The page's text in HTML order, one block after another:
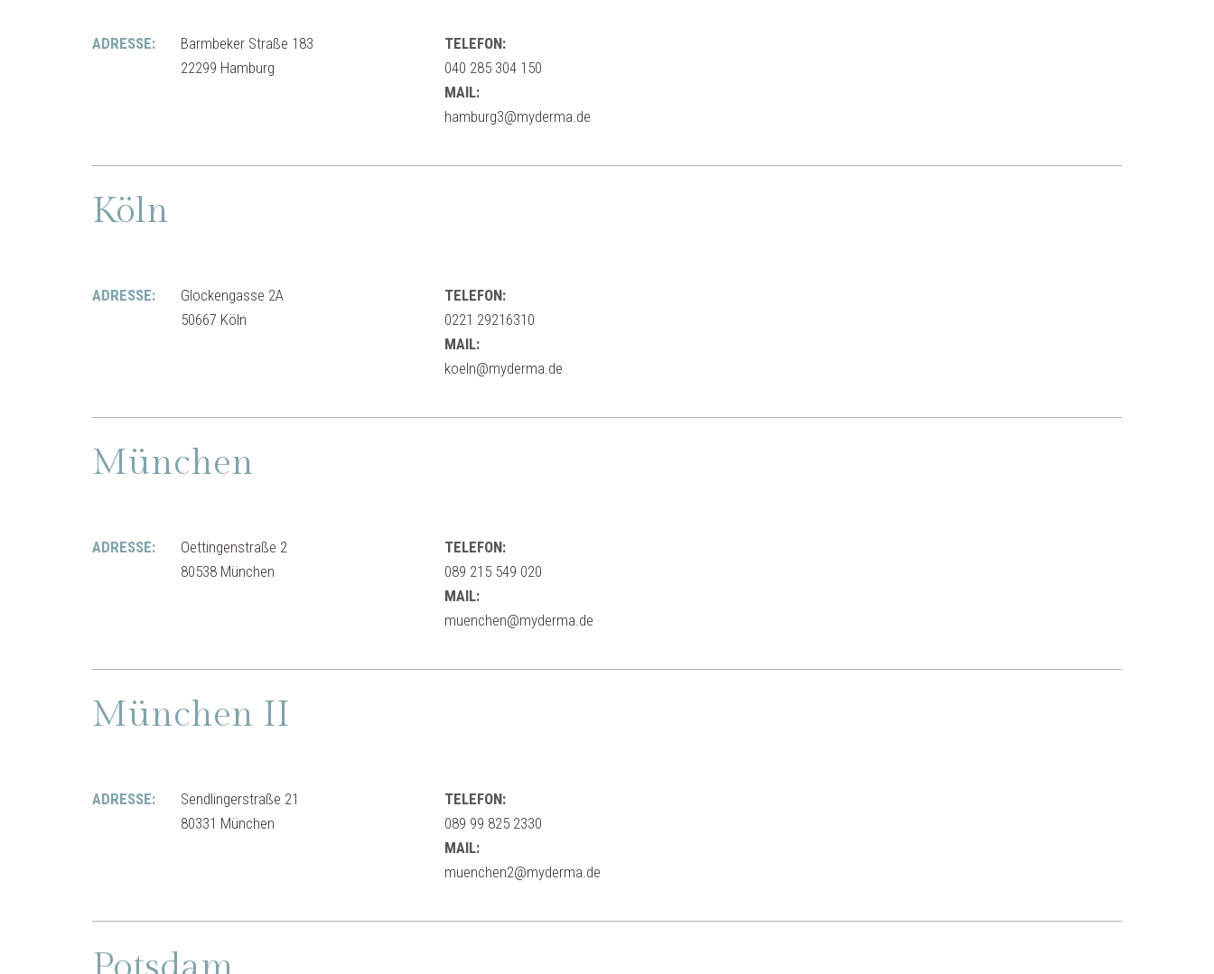
ADRESSE:
Barmbeker Straße 183
22299 Hamburg
TELEFON:
040 285 304 150
MAIL:
hamburg3@myderma.de
Köln
ADRESSE:
Glockengasse 2A
50667 Köln
TELEFON:
0221 29216310
MAIL:
koeln@myderma.de
München
ADRESSE:
Oettingenstraße 2
80538 München
TELEFON:
089 215 549 020
MAIL:
muenchen@myderma.de
München II
ADRESSE:
Sendlingerstraße 21
80331 München
TELEFON:
089 99 825 2330
MAIL:
muenchen2@myderma.de